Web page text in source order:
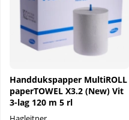
Handdukspapper MultiROLL
paperTOWEL X3.2 (New) Vit
3-lag 120 m 5 rl